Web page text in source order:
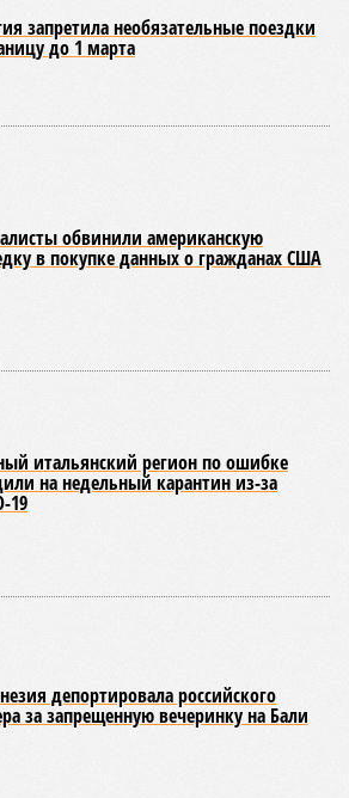
запретила необязательные поездки
до 1 марта
обвинили американскую
в покупке данных о гражданах США
итальянский регион по ошибке
на недельный карантин из-за
19
депортировала российского
за запрещенную вечеринку на Бали